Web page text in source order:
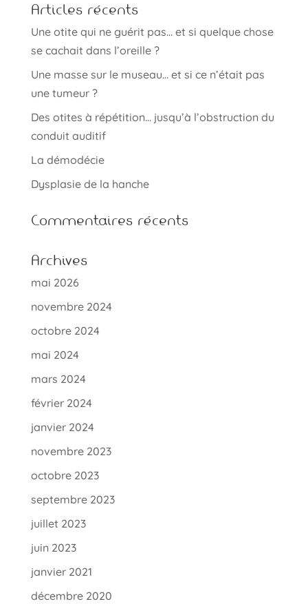
Articles récents
Une otite qui ne guérit pas… et si quelque chose
se cachait dans l’oreille ?
Une masse sur le museau… et si ce n’était pas
une tumeur ?
Des otites à répétition… jusqu’à l’obstruction du
conduit auditif
La démodécie
Dysplasie de la hanche
Commentaires récents
Archives
mai 2026
novembre 2024
octobre 2024
mai 2024
mars 2024
février 2024
janvier 2024
novembre 2023
octobre 2023
septembre 2023
juillet 2023
juin 2023
janvier 2021
décembre 2020